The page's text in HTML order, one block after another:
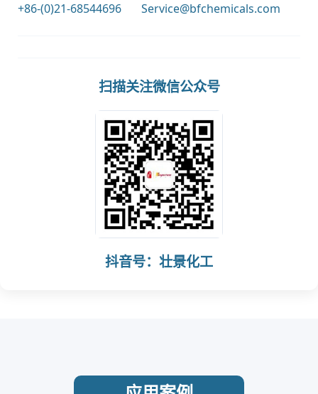
+86-(0)21-68544696
Service@bfchemicals.com
扫描关注微信公众号
抖音号：壮景化工